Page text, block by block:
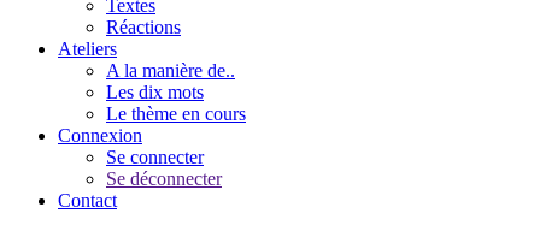
Textes
Réactions
Ateliers
A la manière de..
Les dix mots
Le thème en cours
Connexion
Se connecter
Se déconnecter
Contact